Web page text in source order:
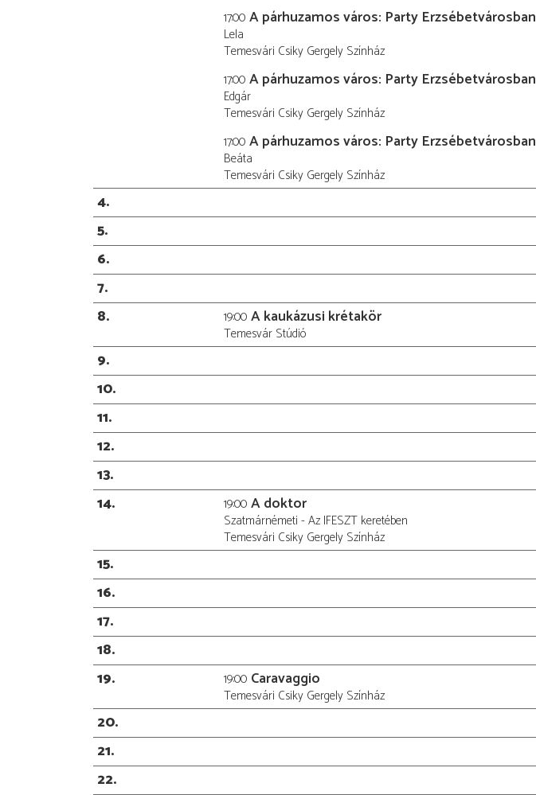
17:00 A párhuzamos város: Party Erzsébetvárosban
Lela
Temesvári Csiky Gergely Színház
17:00 A párhuzamos város: Party Erzsébetvárosban
Edgár
Temesvári Csiky Gergely Színház
17:00 A párhuzamos város: Party Erzsébetvárosban
Beáta
Temesvári Csiky Gergely Színház
4
5
6
7
8
19:00 A kaukázusi krétakör
Temesvár Stúdió
9
10
11
12
13
14
19:00 A doktor
Szatmárnémeti - Az IFESZT keretében
Temesvári Csiky Gergely Színház
15
16
17
18
19
19:00 Caravaggio
Temesvári Csiky Gergely Színház
20
21
22